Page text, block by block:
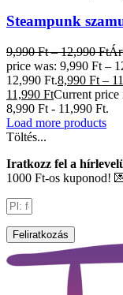
Steampunk
9,990Ft – 12,990Ft
price was: 9,990 Ft –
12,990 Ft.8,990 Ft –
11,990 FtCurrent price
8,990 Ft - 11,990 Ft.
Load more products
Töltés...
Iratkozz fel a
1000 Ft-os kuponod!
Feliratkozás